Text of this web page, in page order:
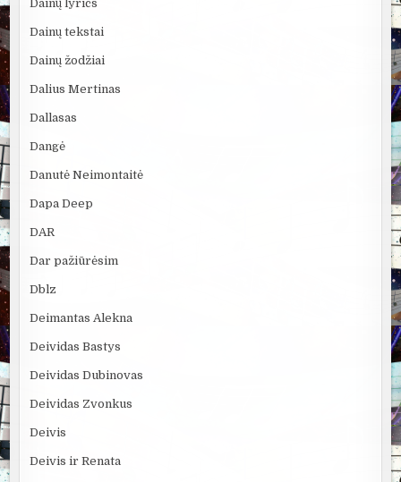
Dainų lyrics
Dainų tekstai
Dainų žodžiai
Dalius Mertinas
Dallasas
Dangė
Danutė Neimontaitė
Dapa Deep
DAR
Dar pažiūrėsim
Dblz
Deimantas Alekna
Deividas Bastys
Deividas Dubinovas
Deividas Zvonkus
Deivis
Deivis ir Renata